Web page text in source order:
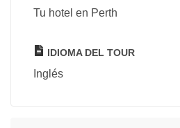
Tu hotel en Perth
IDIOMA DEL TOUR
Inglés